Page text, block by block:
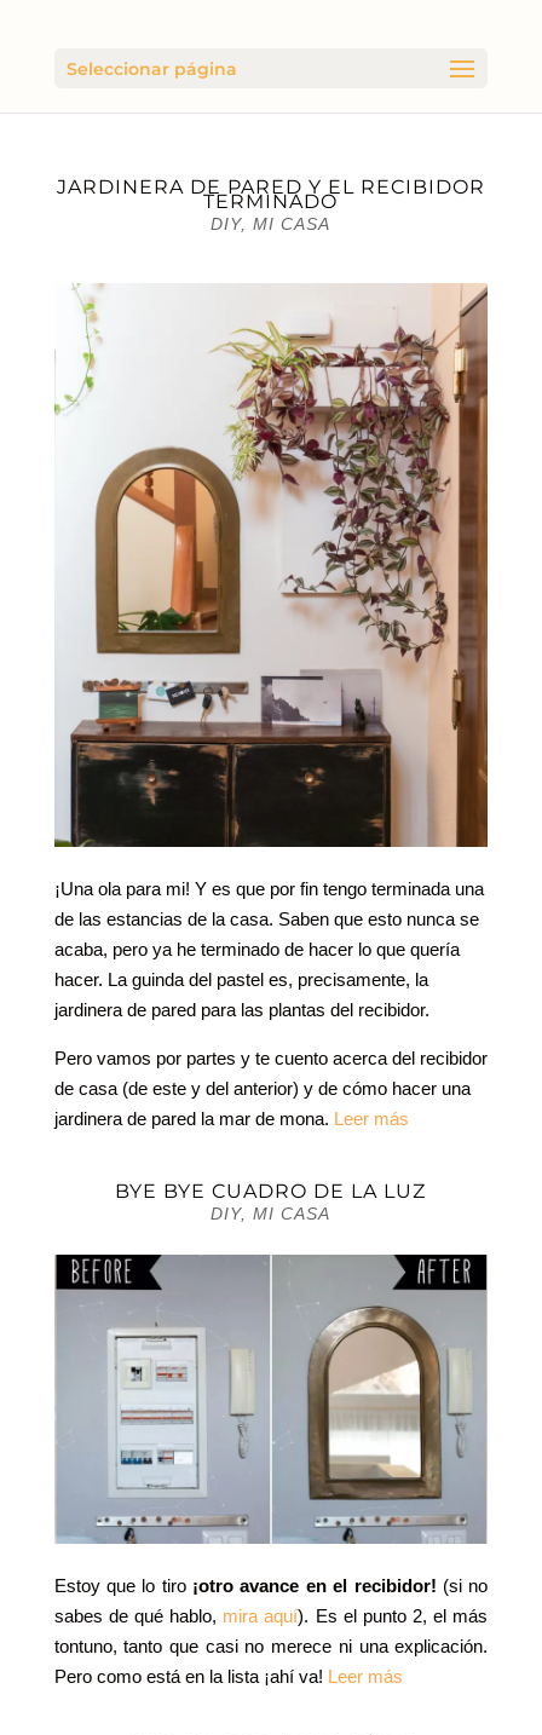
Seleccionar página
JARDINERA DE PARED Y EL RECIBIDOR
TERMINADO
DIY,MI CASA
¡Una ola para mi! Y es que por fin tengo terminada una
de las estancias de la casa. Saben que esto nunca se
acaba, pero ya he terminado de hacer lo que quería
hacer. La guinda del pastel es, precisamente, la
jardinera de pared para las plantas del recibidor.
Pero vamos por partes y te cuento acerca del recibidor
de casa (de este y del anterior) y de cómo hacer una
jardinera de pared la mar de mona. Leer más
BYE BYE CUADRO DE LA LUZ
DIY,MI CASA
Estoy que lo tiro ¡otro avance en el recibidor! (si no
sabes de qué hablo, mira aquí). Es el punto 2, el más
tontuno, tanto que casi no merece ni una explicación.
Pero como está en la lista ¡ahí va! Leer más